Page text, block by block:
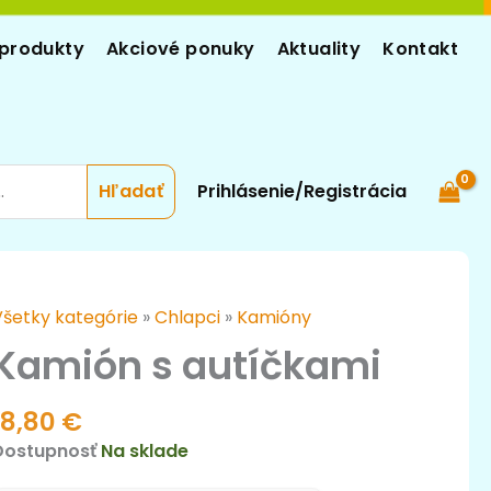
Akciové ponuky Aktuality Kontakt
Prihlásenie/Registrácia
kategórie »Chlapci » Kamióny
s autíčkami
€
Na sklade